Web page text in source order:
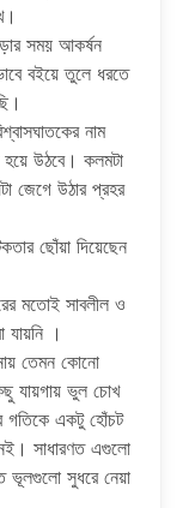
সময় আকর্ষন
বইয়ে তুলে ধরতে
নাম
হয়ে উঠবে। কলমটা
জেগে উঠার প্রহর
ছোঁয়া দিয়েছেন
মতোই সাবলীল ও
।
তেমন কোনো
যায়গায় ভুল চোখ
গতিকে একটু হোঁচট
সাধারণত এগুলো
ভূলগুলো সুধরে নেয়া